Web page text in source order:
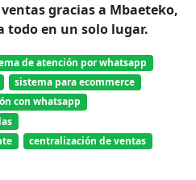
gracias a Mbaeteko,
todo en un solo lugar.
de atención por whatsapp
sistema para ecommerce
con whatsapp
centralización de ventas